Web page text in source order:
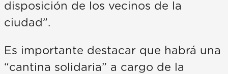
disposición de los vecinos de la
ciudad”.
Es importante destacar que habrá una
“cantina solidaria” a cargo de la